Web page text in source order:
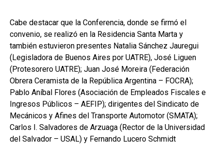
Cabe destacar que la Conferencia, donde se firmó el
convenio, se realizó en la Residencia Santa Marta y
también estuvieron presentes Natalia Sánchez Jauregui
(Legisladora de Buenos Aires por UATRE), José Liguen
(Protesorero UATRE); Juan José Moreira (Federación
Obrera Ceramista de la República Argentina – FOCRA);
Pablo Aníbal Flores (Asociación de Empleados Fiscales e
Ingresos Públicos – AEFIP); dirigentes del Sindicato de
Mecánicos y Afines del Transporte Automotor (SMATA);
Carlos I. Salvadores de Arzuaga (Rector de la Universidad
del Salvador – USAL) y Fernando Lucero Schmidt